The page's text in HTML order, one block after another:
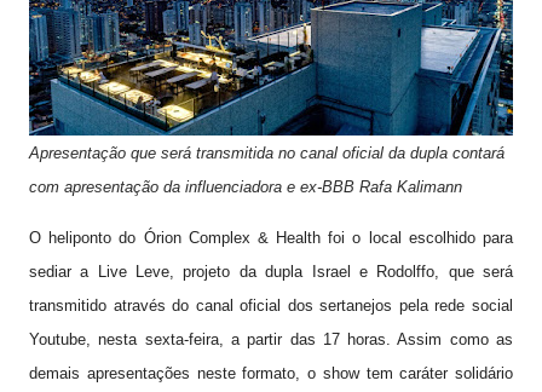
Apresentação que será transmitida no canal oficial da dupla contará
com apresentação da influenciadora e ex-BBB Rafa Kalimann
O heliponto do Órion Complex & Health foi o local escolhido para
sediar a Live Leve, projeto da dupla Israel e Rodolffo, que será
transmitido através do canal oficial dos sertanejos pela rede social
Youtube, nesta sexta-feira, a partir das 17 horas. Assim como as
demais apresentações neste formato, o show tem caráter solidário